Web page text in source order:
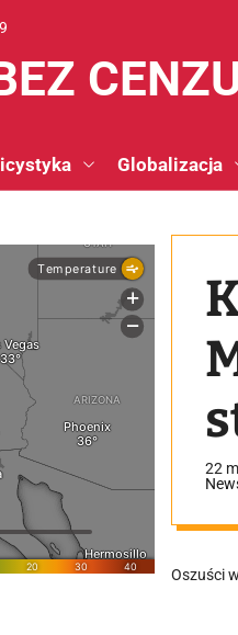
Globalizacja
22
Oszuści